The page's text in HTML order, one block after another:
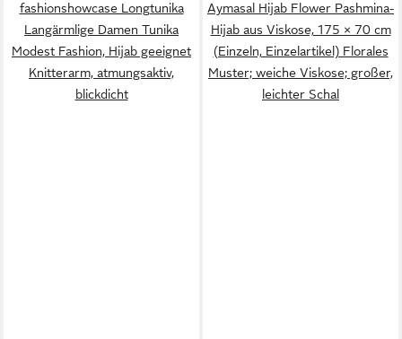
fashionshowcase Longtunika
Langärmlige Damen Tunika
Modest Fashion, Hijab geeignet
Knitterarm, atmungsaktiv,
blickdicht
Aymasal Hijab Flower Pashmina-
Hijab aus Viskose, 175 × 70 cm
(Einzeln, Einzelartikel) Florales
Muster; weiche Viskose; großer,
leichter Schal